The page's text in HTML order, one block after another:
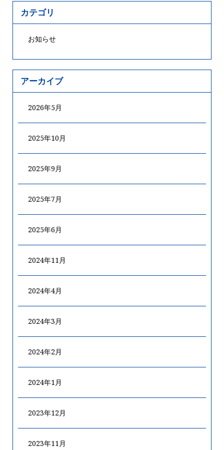
カテゴリ
お知らせ
アーカイブ
2026年5月
2025年10月
2025年9月
2025年7月
2025年6月
2024年11月
2024年4月
2024年3月
2024年2月
2024年1月
2023年12月
2023年11月